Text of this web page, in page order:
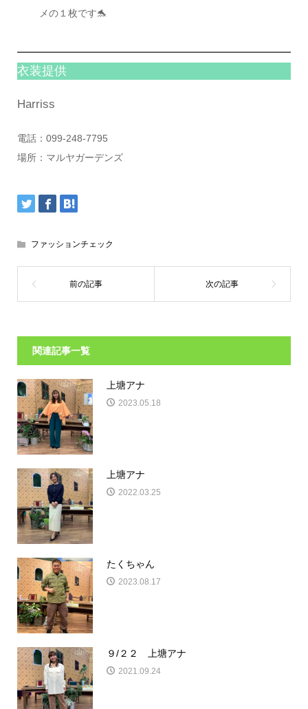
メの１枚です🐬
衣装提供
Harriss
電話：099-248-7795
場所：マルヤガーデンズ
ファッションチェック
関連記事一覧
上塘アナ
2023.05.18
上塘アナ
2022.03.25
たくちゃん
2023.08.17
９/２２ 上塘アナ
2021.09.24